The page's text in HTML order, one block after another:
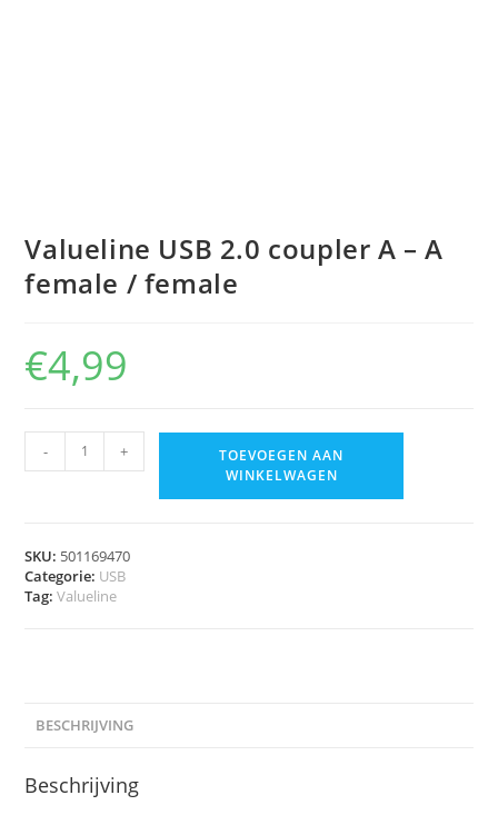
Valueline USB 2.0 coupler A – A
female / female
€4,99
- +
TOEVOEGEN AAN
WINKELWAGEN
SKU: 501169470
Categorie: USB
Tag:Valueline
BESCHRIJVING
Beschrijving